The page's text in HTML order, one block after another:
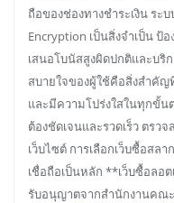
ถือของช่องทางชำระเงิน ระ
Encryption เป็นสิ่งจำเป็น ป้
เสนอโบนัสสูงผิดปกติและบริ
สบายใจของผู้ใช้คือสิ่งสำคัญ
และมีความโปร่งใสในทุกขั้น
ต้องชัดเจนและรวดเร็ว ตร
เว็บไซต์ การเลือกเว็บซื้อสล
เชื่อถือเป็นหลัก **เว็บซื้อลอ
รับอนุญาตจากสำนักงานคณ